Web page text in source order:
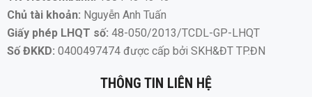
Chủ tài khoản: Nguyễn Anh Tuấn
Giấy phép LHQT số: 48-050/2013/TCDL-GP-LHQT
Số ĐKKD: 0400497474 được cấp bởi SKH&ĐT TP.ĐN
THÔNG TIN LIÊN HỆ